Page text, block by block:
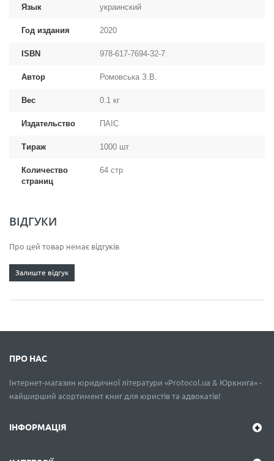
Язык украинский
Год издания 2020
ISBN 978-617-7694-32-7
Автор Ромовська З.В.
Вес 0.1 кг
Издательство ПАІС
Тираж 1000 шт
Количество
страниц
64 стр
ВІДГУКИ
Про цей товар немає відгуків
Залиште відгук
ПРО НАС
Інтернет-магазин юридичної літератури «Protocol.ua & Юркнига» -
найширший асортимент книг для юристів та адвокатів!
ІНФОРМАЦІЯ